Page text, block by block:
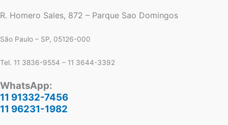
R. Homero Sales, 872 – Parque Sao Domingos
São Paulo – SP, 05126-000
Tel. 11 3836-9554 – 11 3644-3392
WhatsApp:
11 91332-7456
11 96231-1982